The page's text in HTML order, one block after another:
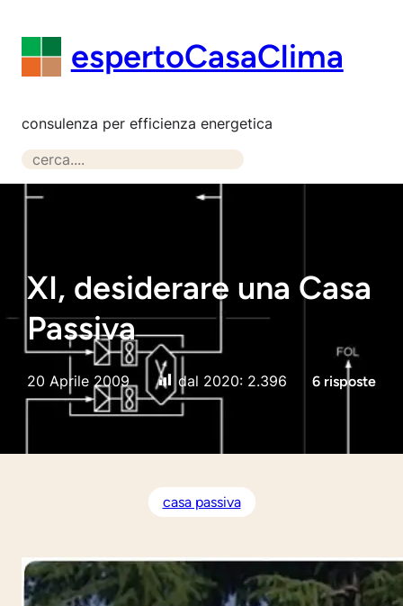
contenuto espertoCasaClima
consulenza per efficienza energetica
S
e
a
hXI, desiderare una Casa
Passiva
20 Aprile 2009 dal 2020: 2.396 6 risposte
casa passiva